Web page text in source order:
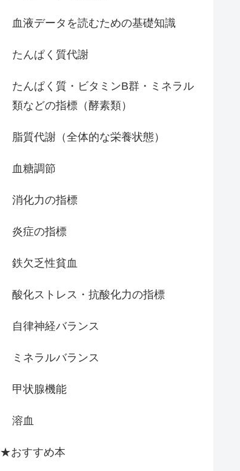
血液データを読むための基礎知識
たんぱく質代謝
たんぱく質・ビタミンB群・ミネラル
類などの指標（酵素類）
脂質代謝（全体的な栄養状態）
血糖調節
消化力の指標
炎症の指標
鉄欠乏性貧血
酸化ストレス・抗酸化力の指標
自律神経バランス
ミネラルバランス
甲状腺機能
溶血
★おすすめ本